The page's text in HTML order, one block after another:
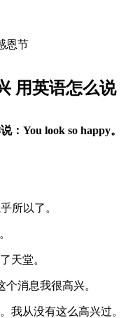
恩节
用英语怎么说
：You look so happy。
所以了。
天堂。
个消息我很高兴。
。我从没有这么高兴过。